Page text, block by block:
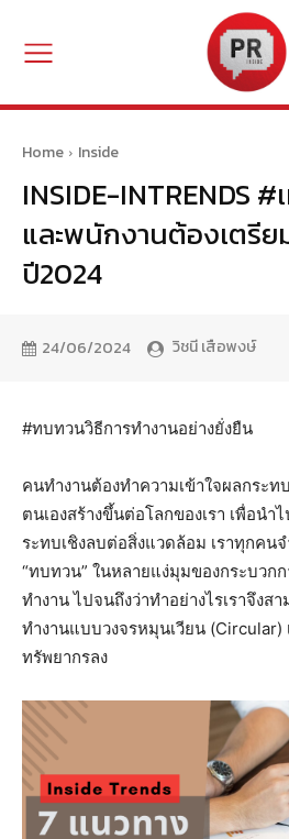
Home Inside
INSIDE-INTRENDS
และพนักงานต้องเตรี
ปี2024
24/06/2024 วิชนี เสือพงษ์
#ทบทวนวิธีการทำงานอย่างยั่งยืน
คนทำงานต้องทำความเข้าใจผลกระ
ตนเองสร้างขึ้นต่อโลกของเรา เพื่อน
ระทบเชิงลบต่อสิ่งแวดล้อม เราทุกคน
“ทบทวน” ในหลายแง่มุมของกระบวก
ทำงาน ไปจนถึงว่าทำอย่างไรเราจึงส
ทำงานแบบวงจรหมุนเวียน (Circular)
ทรัพยากรลง